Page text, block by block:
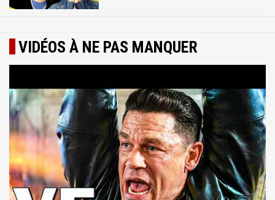
VIDÉOS À NE PAS MANQUER